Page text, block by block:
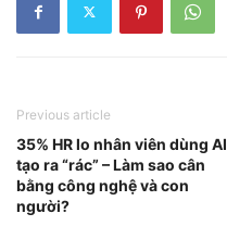
Previous article
35% HR lo nhân viên dùng AI
tạo ra “rác” – Làm sao cân
bằng công nghệ và con
người?